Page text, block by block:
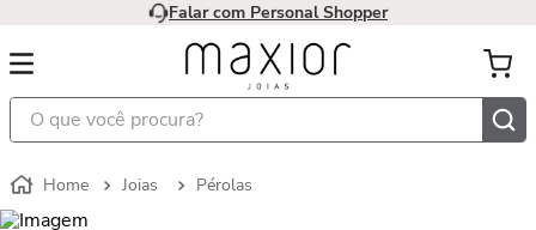
Falar com Personal Shopper
O que você procura?
Joias Pérolas